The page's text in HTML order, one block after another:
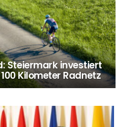
Steiermark investiert
Kilometer Radnetz